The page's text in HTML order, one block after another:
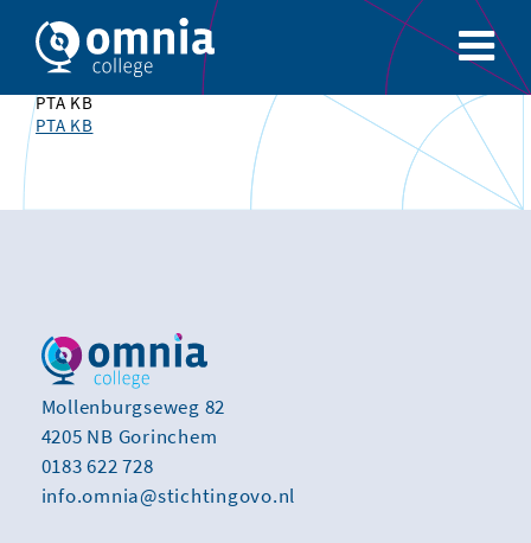
PTA KB
PTA KB
Mollenburgseweg 82
4205 NB Gorinchem
0183 622 728
info.omnia@stichtingovo.nl